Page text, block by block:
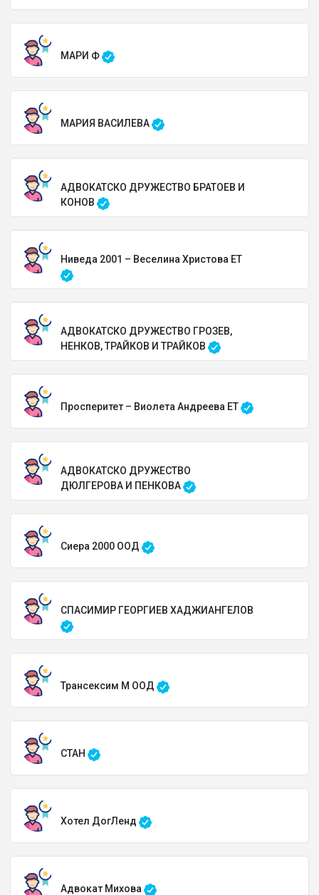
МАРИ Ф
МАРИЯ ВАСИЛЕВА
АДВОКАТСКО ДРУЖЕСТВО БРАТОЕВ И
КОНОВ
Ниведа 2001 – Веселина Христова ЕТ
АДВОКАТСКО ДРУЖЕСТВО ГРОЗЕВ,
НЕНКОВ, ТРАЙКОВ И ТРАЙКОВ
Просперитет – Виолета Андреева ЕТ
АДВОКАТСКО ДРУЖЕСТВО
ДЮЛГЕРОВА И ПЕНКОВА
Сиера 2000 ООД
СПАСИМИР ГЕОРГИЕВ ХАДЖИАНГЕЛОВ
Трансексим М ООД
СТАН
Хотел ДогЛенд
Адвокат Михова